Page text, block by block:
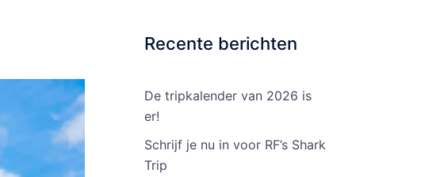
Recente berichten
De tripkalender van 2026 is
er!
Schrijf je nu in voor RF’s Shark
Trip